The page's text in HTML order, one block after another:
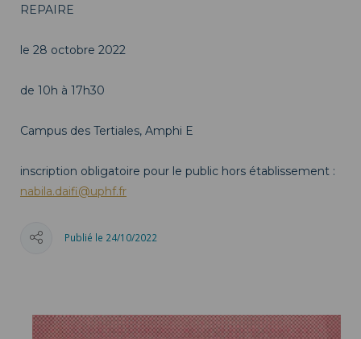
REPAIRE
le 28 octobre 2022
de 10h à 17h30
Campus des Tertiales, Amphi E
inscription obligatoire pour le public hors établissement :
nabila.daifi@uphf.fr
Publié le 24/10/2022